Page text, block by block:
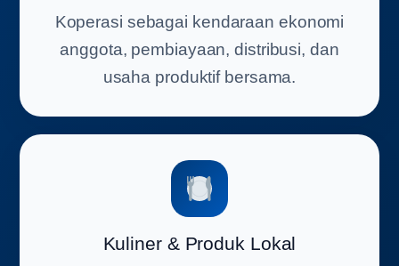
Koperasi sebagai kendaraan ekonomi
anggota, pembiayaan, distribusi, dan
usaha produktif bersama.
Kuliner & Produk Lokal